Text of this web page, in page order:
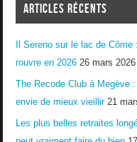
ARTICLES RÉCENTS
Il Sereno sur le lac de
rouvre en 2026 26 mars 2026
The Recode Club à Megève
envie de mieux vieillir 21
Les plus belles retraites